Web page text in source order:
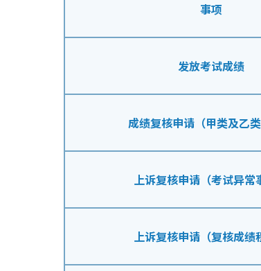
事项
发放考试成绩
成绩复核申请（甲类及乙类
上诉复核申请（考试异常
上诉复核申请（复核成绩